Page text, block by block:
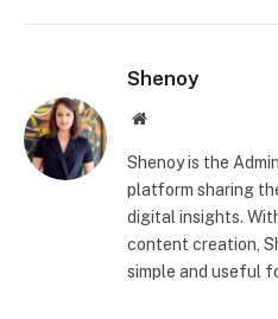
Shenoy
Website
Shenoy is the
platform sharing
digital insights.
content creation,
simple and useful